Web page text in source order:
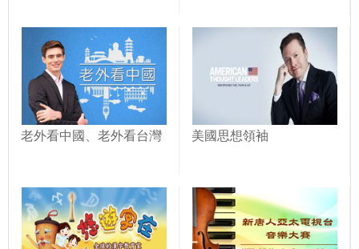
老外看中國、老外看台灣 美國思想領袖